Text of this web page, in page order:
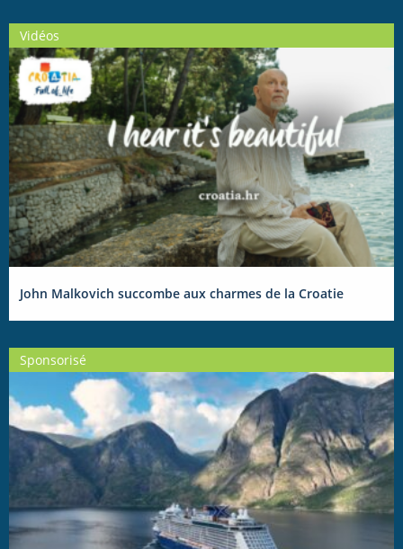
Vidéos
John Malkovich succombe aux charmes de la Croatie
Sponsorisé